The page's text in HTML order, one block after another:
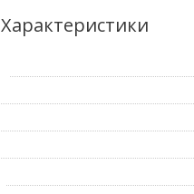
Характеристики